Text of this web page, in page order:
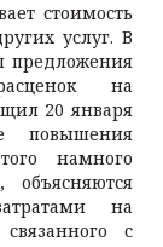
стоимость
услуг. В
предложения
на
20 января
повышения
намного
на
с